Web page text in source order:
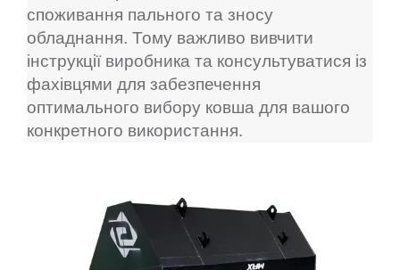
споживання пального та зносу
обладнання. Тому важливо вивчити
інструкції виробника та консультуватися із
фахівцями для забезпечення
оптимального вибору ковша для вашого
конкретного використання.